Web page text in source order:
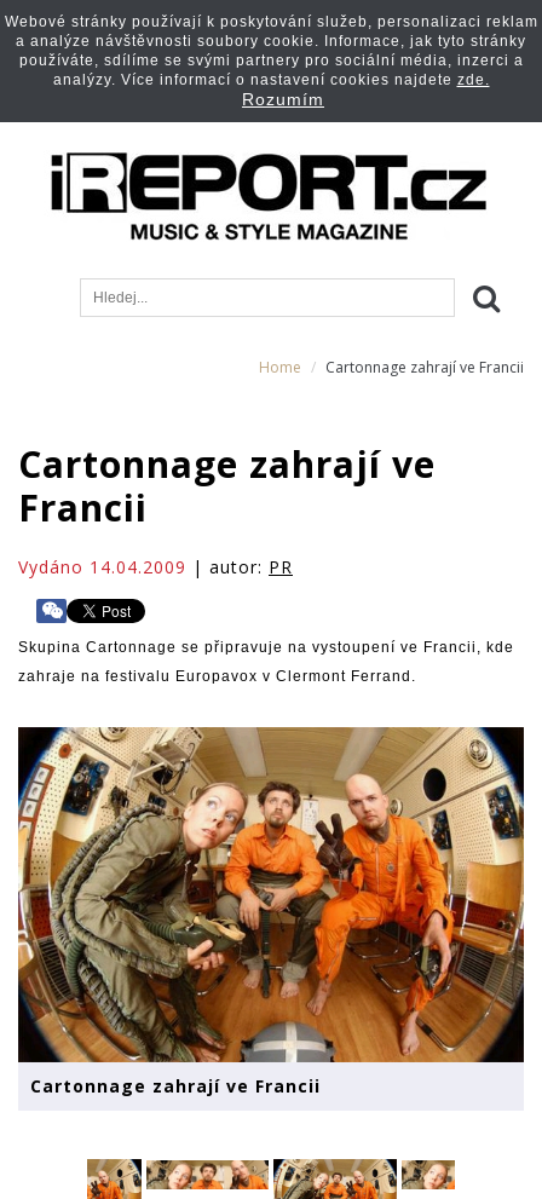
Home Cartonnage zahrají ve Francii
Cartonnage zahrají ve
Francii
Vydáno 14.04.2009 | autor: PR
Skupina Cartonnage se připravuje na vystoupení ve Francii, kde
zahraje na festivalu Europavox v Clermont Ferrand.
Cartonnage zahrají ve Francii
Webové stránky používají k poskytování služeb, personalizaci reklam
a analýze návštěvnosti soubory cookie. Informace, jak tyto stránky
používáte, sdílíme se svými partnery pro sociální média, inzerci a
analýzy. Více informací o nastavení cookies najdete zde.
Rozumím